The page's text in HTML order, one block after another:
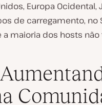
Europa
de carregamento, no
maioria dos hosts